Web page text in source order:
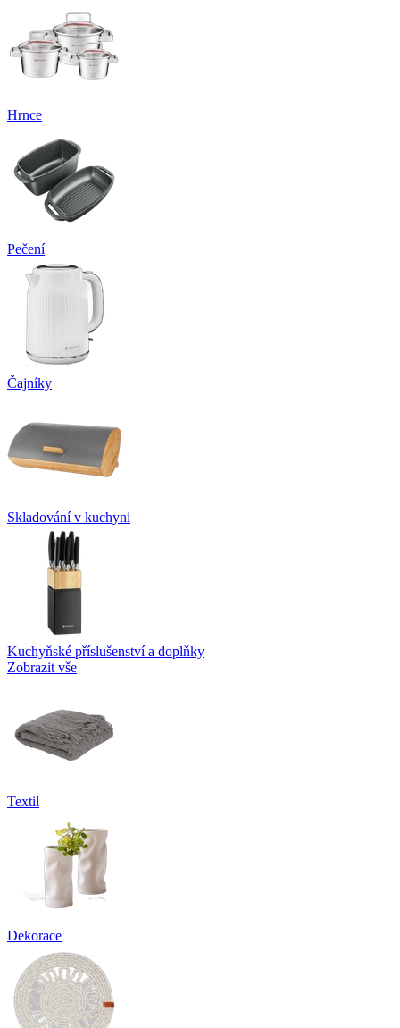
Hrnce
Pečení
Čajníky
Skladování v kuchyni
Kuchyňské příslušenství a doplňky
Zobrazit vše
Textil
Dekorace